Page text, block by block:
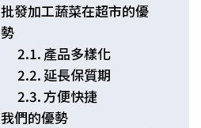
批發加工蔬菜在超市的優
勢
產品多樣化
延長保質期
方便快捷
我們的優勢